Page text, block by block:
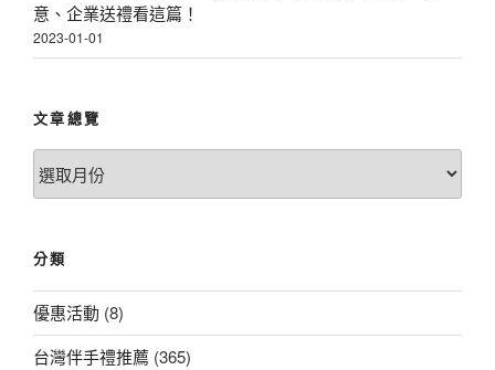
意、企業送禮看這篇！
2023-01-01
文章總覽
文
章
分類
優惠活動 (8)
台灣伴手禮推薦 (365)